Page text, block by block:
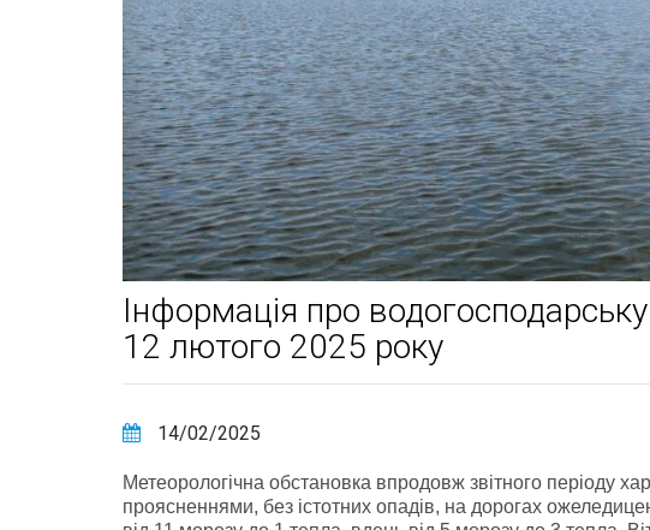
Інформація про
12 лютого 2025 року
14/02/2025
Метеорологічна обстановка впродовж звітного періоду
проясненнями, без істотних опадів, на дорогах